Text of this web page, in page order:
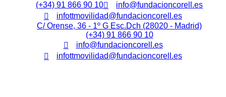
(+34) 91 866 90 10
info@fundacioncorell.es
infottmovilidad@fundacioncorell.es
C/ Orense, 36 - 1º G Esc.Dch (28020 - Madrid)
(+34) 91 866 90 10
info@fundacioncorell.es
infottmovilidad@fundacioncorell.es